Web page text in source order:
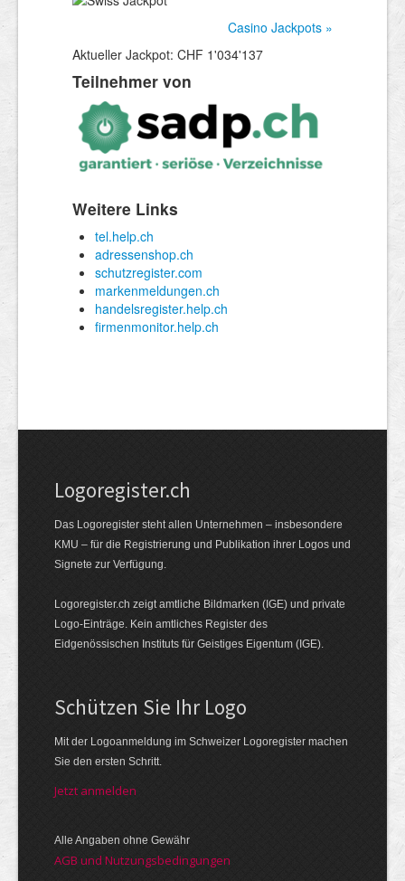
Logoregister.ch
Das Logoregister steht allen Unternehmen – insbesondere
KMU – für die Registrierung und Publikation ihrer Logos und
Signete zur Verfügung.
Logoregister.ch zeigt amtliche Bildmarken (IGE) und private
Logo-Einträge. Kein amtliches Register des
Eidgenössischen Instituts für Geistiges Eigentum (IGE).
Schützen Sie Ihr Logo
Mit der Logo­an­meldung im Schweizer Logo­register machen
Sie den ersten Schritt.
Jetzt anmelden
Alle Angaben ohne Gewähr
AGB und Nutzungsbedingungen